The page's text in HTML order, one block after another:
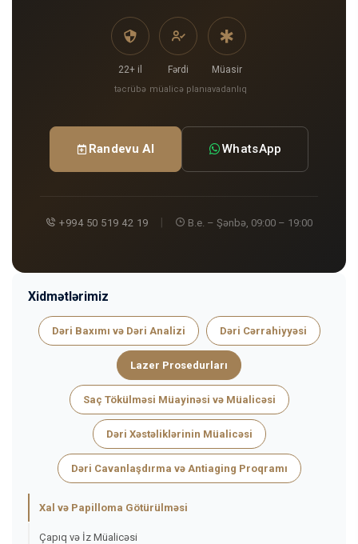
22+ il
təcrübə
Fərdi
müalicə planı
Müasir
avadanlıq
Randevu Al WhatsApp
+994 50 519 42 19 | B.e. – Şənbə, 09:00 – 19:00
Xidmətlərimiz
Dəri Baxımı və Dəri Analizi Dəri Cərrahiyyəsi
Lazer Prosedurları
Saç Tökülməsi Müayinəsi və Müalicəsi
Dəri Xəstəliklərinin Müalicəsi
Dəri Cavanlaşdırma və Antiaging Proqramı
Xal və Papilloma Götürülməsi
Çapıq və İz Müalicəsi